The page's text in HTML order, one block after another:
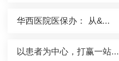
华西医院医保办： 从&...
以患者为中心，打赢一站...